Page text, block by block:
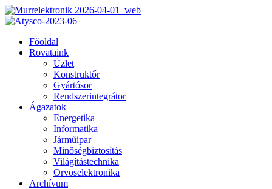
Főoldal
Rovataink
Üzlet
Konstruktőr
Gyártósor
Rendszerintegrátor
Ágazatok
Energetika
Informatika
Járműipar
Minőségbiztosítás
Világítástechnika
Orvoselektronika
Archívum